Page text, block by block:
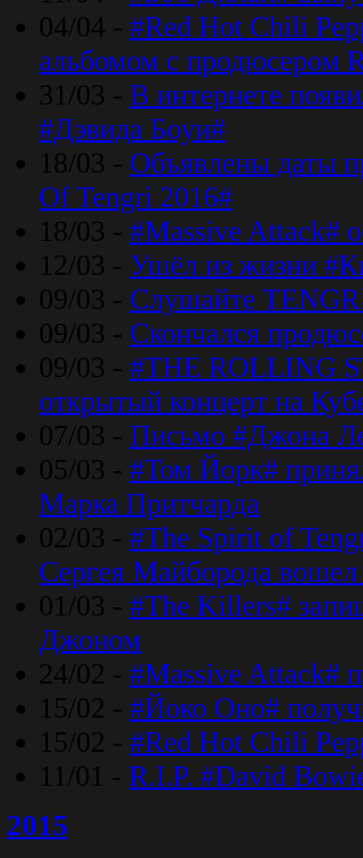
04/04 - #Red Hot Chili
альбомом с продюсером
31/03 - В интернете
#Дэвида Боуи#
18/03 - Объявлены даты
Of Tengri 2016#
18/03 - #Massive Attack#
12/03 - Ушёл из жизни
09/03 - Слушайте
09/03 - Скончался
09/03 - #THE ROLLING
открытый концерт на
07/03 - Письмо #Джона
05/03 - #Том Йорк#
Марка Притчарда
02/03 - #The Spirit of
Сергея Майборода
01/03 - #The Killers#
Джоном
24/02 - #Massive Attack#
15/02 - #Йоко Оно#
15/02 - #Red Hot Chili
11/01 - R.I.P. #David
2015